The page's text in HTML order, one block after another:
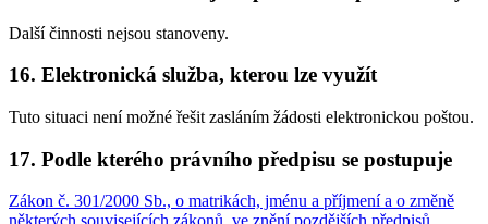
Další činnosti nejsou stanoveny.
16. Elektronická služba, kterou lze využít
Tuto situaci není možné řešit zasláním žádosti elektronickou poštou.
17. Podle kterého právního předpisu se postupuje
Zákon č. 301/2000 Sb., o matrikách, jménu a příjmení a o změně